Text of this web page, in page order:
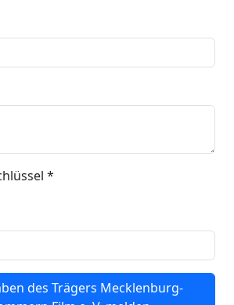
*
des Trägers Mecklenburg-